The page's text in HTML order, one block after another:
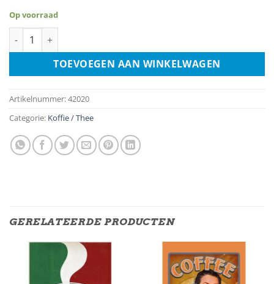
Op voorraad
Coffee Shop aantal
TOEVOEGEN AAN WINKELWAGEN
Artikelnummer:42020
Categorie: Koffie / Thee
GERELATEERDE PRODUCTEN